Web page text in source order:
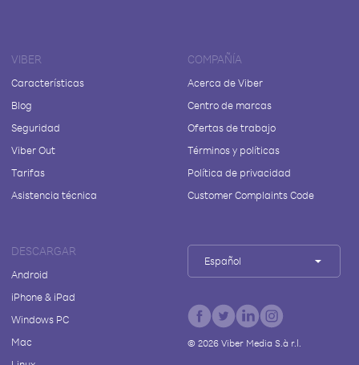
VIBER
Características
Blog
Seguridad
Viber Out
Tarifas
Asistencia técnica
COMPAÑÍA
Acerca de Viber
Centro de marcas
Ofertas de trabajo
Términos y políticas
Política de privacidad
Customer Complaints Code
DESCARGAR
Android
iPhone & iPad
Windows PC
Mac
Español
© 2026Viber Media S.à r.l.